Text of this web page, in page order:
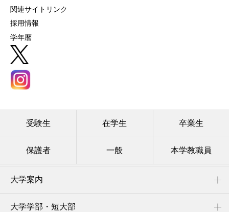
関連サイトリンク
採用情報
学年暦
受験生 在学生 卒業生
保護者 一般 本学教職員
大学案内
大学学部・短大部